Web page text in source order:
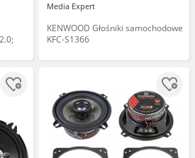
Media Expert
KENWOOD Głośniki samochodowe
KFC-S1366